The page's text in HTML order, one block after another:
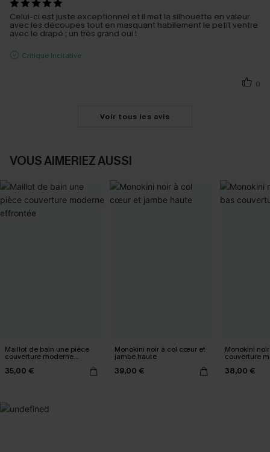
Celui-ci est juste exceptionnel et il met la silhouette en valeur
avec les découpes tout en masquant habilement le petit ventre
avec le drapé ; un très grand oui !
Critique Incitative
0
Voir tous les avis
VOUS AIMERIEZ AUSSI
Maillot de bain une pièce
couverture moderne
35,00 €
Monokini noir à col cœur et
jambe haute
39,00 €
Monokini
couverture
38,00 €